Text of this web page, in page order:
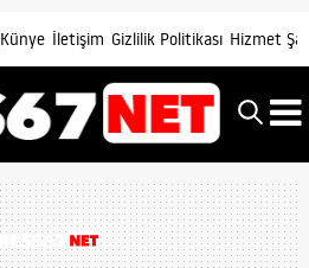
Künye İletişim Gizlilik Politikası Hizmet